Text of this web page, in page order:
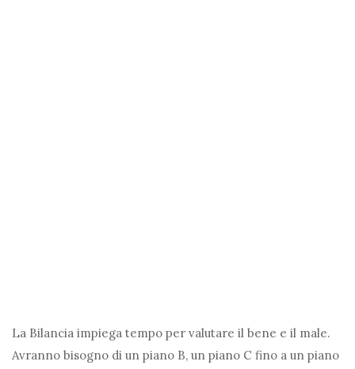
La Bilancia impiega tempo per valutare il bene e il male.
Avranno bisogno di un piano B, un piano C fino a un piano